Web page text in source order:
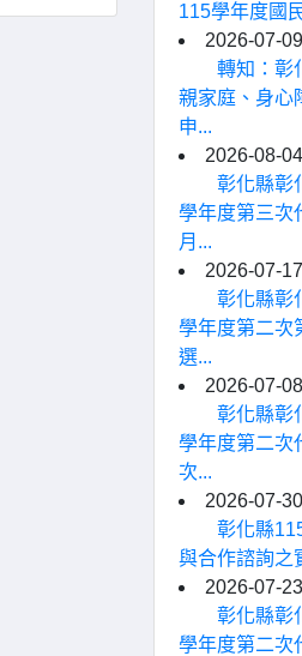
115學年度國
2026-07-09
轉知：彰
親家庭、身心
申...
2026-08-04
彰化縣彰
學年度第三次
月...
2026-07-17
彰化縣彰
學年度第二次
選...
2026-07-08
彰化縣彰
學年度第二次
次...
2026-07-30
彰化縣
與合作諮詢之
2026-07-23
彰化縣彰
學年度第二次